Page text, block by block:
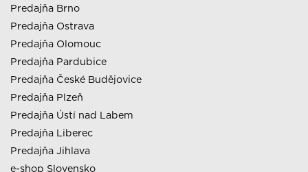
Predajňa Brno
Predajňa Ostrava
Predajňa Olomouc
Predajňa Pardubice
Predajňa České Budějovice
Predajňa Plzeň
Predajňa Ústí nad Labem
Predajňa Liberec
Predajňa Jihlava
e-shop Slovensko